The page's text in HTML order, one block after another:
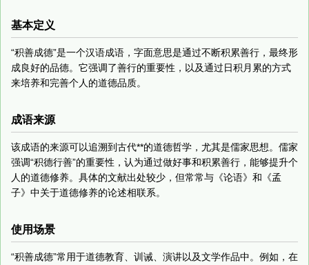
基本定义
“积善成德”是一个汉语成语，字面意思是通过不断积累善行，最终形
成良好的品德。它强调了善行的重要性，以及通过日积月累的方式
来培养和完善个人的道德品质。
成语来源
该成语的来源可以追溯到古代**的道德哲学，尤其是儒家思想。儒家
强调“积德行善”的重要性，认为通过做好事和积累善行，能够提升个
人的道德修养。具体的文献出处较少，但常常与《论语》和《孟
子》中关于道德修养的论述相联系。
使用场景
“积善成德”常用于道德教育、训诫、演讲以及文学作品中。例如，在